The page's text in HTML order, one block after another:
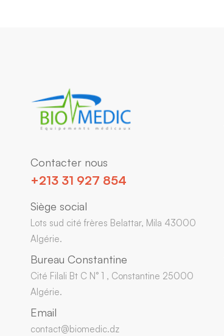
Contacter nous
+213 31 927 854
Siège social
Lots sud cité frères Belattar, Mila 43000
Algérie.
Bureau Constantine
Cité Filali Bt C N° 1 , Constantine 25000
Algérie.
Email
contact@biomedic.dz